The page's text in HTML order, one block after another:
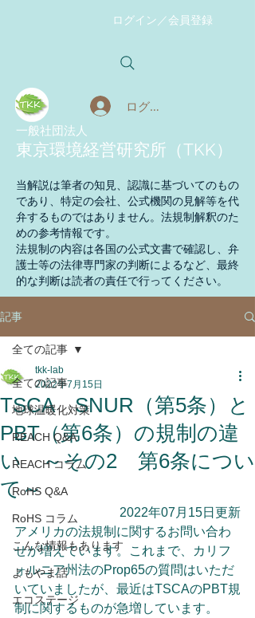
ログイン／会員登録
ログイン
​一般社団法人
東京環境経営研究所（TKK）
当解説は筆者の知見、認識に基づいてのもの
であり、特定の会社、公式機関の見解等を代
弁するものではありません。法規制解釈のた
めの参考情報です。
法規制の内容は各国の公式文書で確認し、弁
護士等の法律専門家の判断によるなど、最終
的な判断は読者の責任で行ってください。
記事
全ての記事
地球温暖化対策
REACH Q&A
REACH コラム
RoHS Q&A
RoHS コラム
こんな情報もあります
よもやま話
エコステージ
全ての記事
TSCA SNUR（第5条）と
PBT（第6条）の規制の違
い ～その2 第6条につい
て～
tkk-lab
2022年7月15日
2022年07月15日更新
アメリカの法規制に関するお問い合わ
せが増えています。これまで、カリフ
ォルニア州法のProp65の質問はいただ
いていましたが、最近はTSCAのPBT規
制に関するものが急増しています。